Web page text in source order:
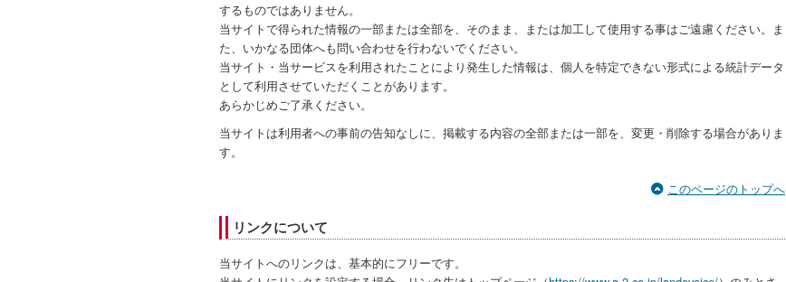
するものではありません。
当サイトで得られた情報の一部または全部を、そのまま、または加工して使用する事はご遠慮ください。ま
た、いかなる団体へも問い合わせを行わないでください。
当サイト・当サービスを利用されたことにより発生した情報は、個人を特定できない形式による統計データ
として利用させていただくことがあります。
あらかじめご了承ください。
当サイトは利用者への事前の告知なしに、掲載する内容の全部または一部を、変更・削除する場合がありま
す。
このページのトップへ
リンクについて
当サイトへのリンクは、基本的にフリーです。